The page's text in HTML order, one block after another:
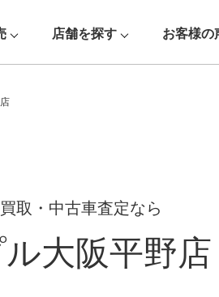
店舗を探す お客様の
取・中古車査定なら
大阪平野店